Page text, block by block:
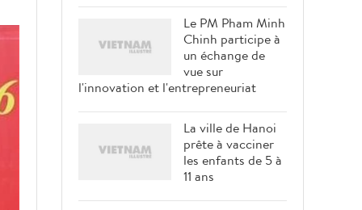
Le PM Pham Minh
Chinh participe à
un échange de
vue sur
l'innovation et l'entrepreneuriat
La ville de Hanoi
prête à vacciner
les enfants de 5 à
11 ans